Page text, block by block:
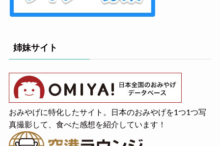
姉妹サイト
おみやげに特化したサイト。日本のおみやげを1つ1つ写
真撮影して、食べた感想を紹介しています！